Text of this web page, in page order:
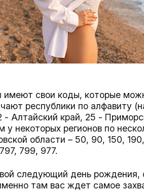
имеют свои коды, которые
республики по алфавиту
- Алтайский край, 25 -
у некоторых регионов по
области – 50, 90, 150,
799, 977.
следующий день рождения,
там вас ждет самое